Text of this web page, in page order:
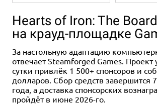
1-4 90 14+ 2-5 30-
1-4 60-120 14+ 1-4 120
Дополнение 1-4 120 14+ 2 20
Hearts of Iron: The
на крауд-площадке
За настольную адаптацию
отвечает Steamforged Games.
сутки привлёк 1 500+ спонсоров и
долларов. Сбор средств завершится
года, а доставка спонсорских
пройдёт в июне 2026-го.